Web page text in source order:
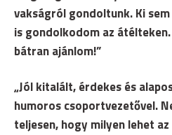
vakságról gondoltunk. Ki
is gondolkodom az
bátran ajánlom!”
„Jól kitalált, érdekes és
humoros csoportvezetővel.
teljesen, hogy milyen lehet